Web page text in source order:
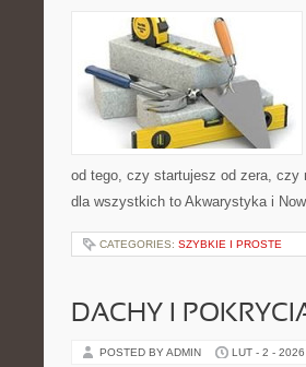
od tego, czy startujesz od zera, czy
dla wszystkich to Akwarystyka i
CATEGORIES: SZYBKIE I PROSTE
DACHY I
POSTED BY ADMIN LUT - 2 - 2026